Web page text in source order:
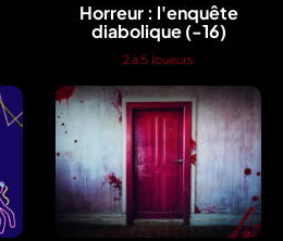
Horreur : l'enquête
diabolique (-16)
2 à 5 Joueurs